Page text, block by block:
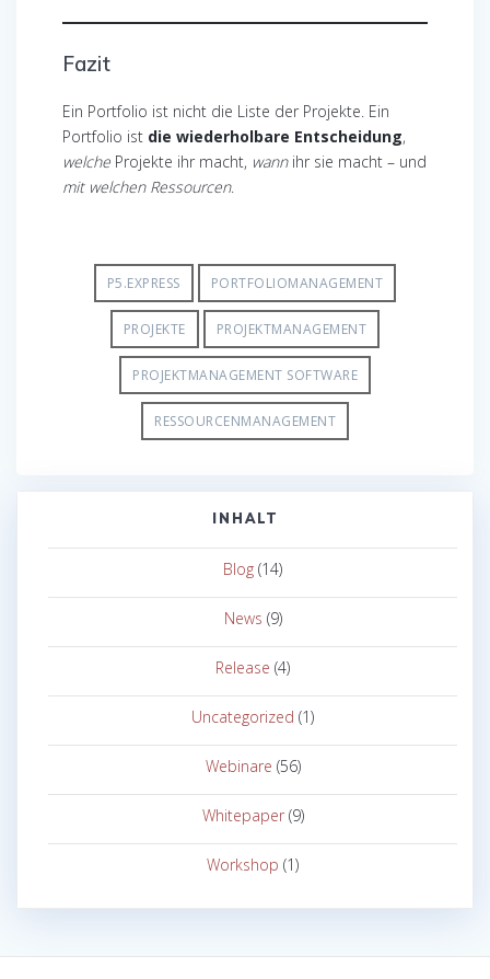
Fazit
Ein Portfolio ist nicht die Liste der Projekte. Ein
Portfolio ist die wiederholbare Entscheidung,
welche Projekte ihr macht, wannihr sie macht – und
mit welchen Ressourcen.
P5.EXPRESS PORTFOLIOMANAGEMENT
PROJEKTE PROJEKTMANAGEMENT
PROJEKTMANAGEMENT SOFTWARE
RESSOURCENMANAGEMENT
INHALT
Blog (14)
News (9)
Release (4)
Uncategorized (1)
Webinare (56)
Whitepaper(9)
Workshop (1)